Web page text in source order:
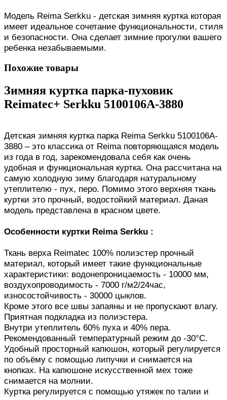
Модель Reima Serkku - детская зимняя куртка которая
имеет идеальное сочетание функциональности, стиля
и безопасности. Она сделает зимние прогулки вашего
ребенка незабываемыми.
Похожие товары
Зимняя куртка парка-пуховик
Reimatec+ Serkku 5100106A-3880
Детская зимняя куртка парка Reima Serkku 5100106A-
3880 – это классика от Reima повторяющаяся модель
из года в год, зарекомендовала себя как очень
удобная и функциональная куртка. Она рассчитана на
самую холодную зиму благодаря натуральному
утеплителю - пух, перо. Помимо этого верхняя ткань
куртки это прочный, водостойкий материал. Даная
модель представлена в красном цвете.
Особенности куртки Reima Serkku :
Ткань верха Reimatec 100% полиэстер прочный
материал, который имеет такие функциональные
характеристики: водонепроницаемость - 10000 мм,
воздухопроводимость - 7000 г/м2/24час,
износостойчивость - 30000 цыклов.
Кроме этого все швы запаяны и не пропускают влагу.
Приятная подкладка из полиэстера.
Внутри утеплитель 60% пуха и 40% пера.
Рекомендованный температурный режим до -30°C.
Удобный просторный капюшон, который регулируется
по объёму с помощью липучки и снимается на
кнопках. На капюшоне искусственной мех тоже
снимается на молнии.
Куртка регулируется с помощью утяжек по талии и